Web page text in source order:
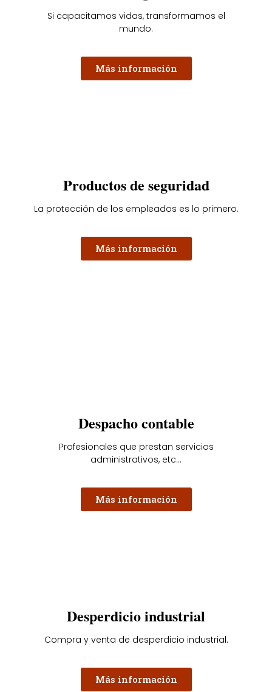
Si capacitamos vidas, transformamos el
mundo.
Más información
Productos de seguridad
La protección de los empleados es lo primero.
Más información
Despacho contable
Profesionales que prestan servicios
administrativos, etc...
Más información
Desperdicio industrial
Compra y venta de desperdicio industrial.
Más información